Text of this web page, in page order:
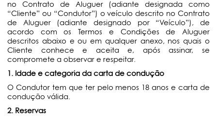
no Contrato de Aluguer (adiante designada como
“Cliente” ou “Condutor”) o veículo descrito no Contrato
de Aluguer (adiante designado por “Veículo”), de
acordo com os Termos e Condições de Aluguer
descritos abaixo e ou em qualquer anexo, nos quais o
Cliente conhece e aceita e, após assinar, se
compromete a observar e respeitar.
1. Idade e categoria da carta de condução
O Condutor tem que ter pelo menos 18 anos e carta de
condução válida.
2. Reservas